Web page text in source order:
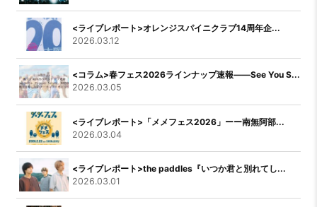
<ライブレポート>オレンジスパイニクラブ14周年企...
2026.03.12
<コラム>春フェス2026ラインナップ速報――See You S...
2026.03.05
<ライブレポート>「メメフェス2026」ーー南無阿部...
2026.03.04
<ライブレポート>the paddles『いつか君と別れてし...
2026.03.01